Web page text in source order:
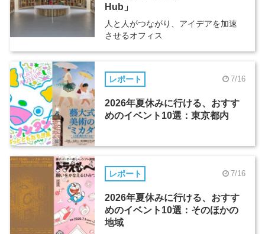
Hub」
人と人がつながり、アイデアを加速
させるオフィス
レポート 7/16
2026年夏休みに行ける、おすす
めのイベント10選：東京都内
レポート 7/16
2026年夏休みに行ける、おすす
めのイベント10選：そのほかの
地域